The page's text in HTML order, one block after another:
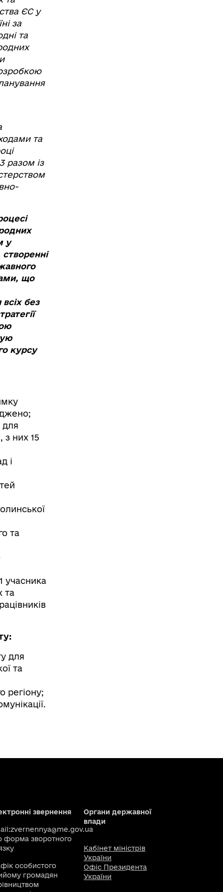
ЄС у
за
та
та
разом із
у
що
без
курсу
для
з них 15
і
та
учасника
та
для
та
регіону;
звернення
zvernennya@me.gov.ua
форма зворотного
особистого
громадян
Органи державної
влади
Кабінет міністрів
України
Офіс Президента
України